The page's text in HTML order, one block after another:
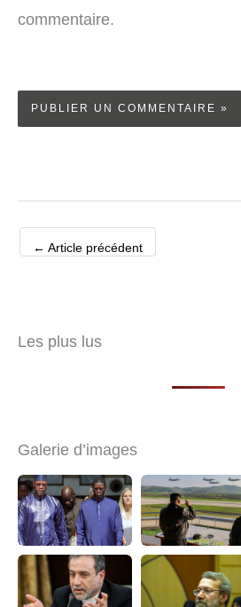
commentaire.
← Article précédent
Les plus lus
Galerie d’images